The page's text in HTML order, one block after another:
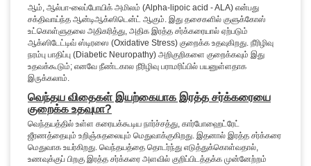
ஆம், ஆல்பா-லைப்போயிக் அமிலம் (Alpha-lipoic acid - ALA) என்பது
சக்திவாய்ந்த ஆன்டிஆக்ஸிடென்ட் ஆகும். இது தசைகளில் குளுக்கோஸ்
உட்கொள்ளுதலை அதிகரித்து, அதிக இரத்த சர்க்கரையால் ஏற்படும்
ஆக்ஸிடேட்டிவ் ஸ்டிரஸை (Oxidative Stress) குறைக்க உதவுகிறது. நீரிழிவு
நரம்பு பாதிப்பு (Diabetic Neuropathy) அறிகுறிகளை குறைக்கவும் இது
உதவக்கூடும்; எனவே நீண்டகால நீரிழிவு பராமரிப்பில் பயனுள்ளதாக
இருக்கலாம்.
வெந்தய விதைகள் இயற்கையாக இரத்த சர்க்கரையை
குறைக்க உதவுமா?
வெந்தயத்தில் உள்ள கரையக்கூடிய நார்ச்சத்து, கார்போஹைட்ரேட்
ஜீரணத்தையும் உறிஞ்சுதலையும் மெதுவாக்குகிறது. இதனால் இரத்த சர்க்கரை
மெதுவாக உயர்கிறது. வெந்தயத்தை தொடர்ந்து எடுத்துக்கொள்வதால்,
உணவுக்குப் பிறகு இரத்த சர்க்கரை அளவில் குறிப்பிடத்தக்க முன்னேற்றம்